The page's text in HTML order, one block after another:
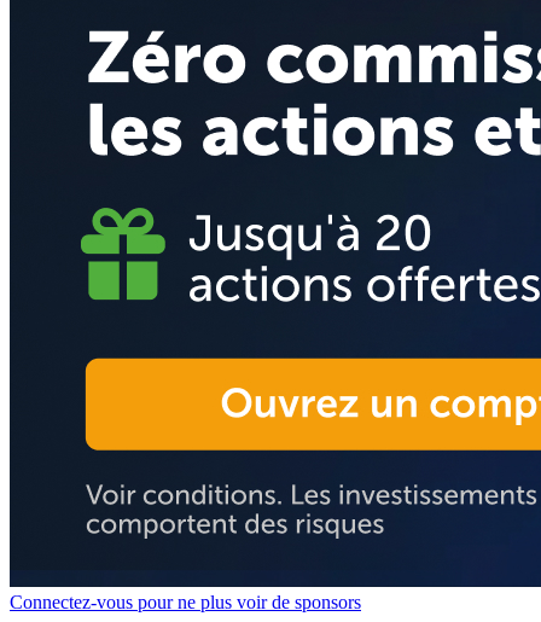
Connectez-vous pour ne plus voir de sponsors